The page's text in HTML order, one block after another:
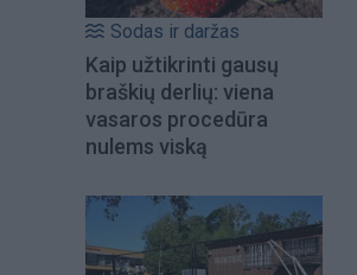
Sodas ir daržas
Kaip užtikrinti gausų
braškių derlių: viena
vasaros procedūra
nulems viską